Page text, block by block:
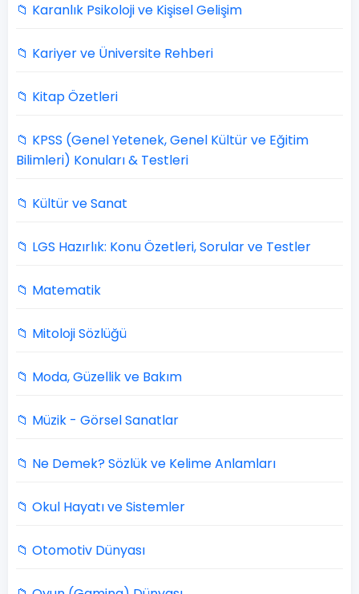
📁 Karanlık Psikoloji ve Kişisel Gelişim
📁 Kariyer ve Üniversite Rehberi
📁 Kitap Özetleri
📁 KPSS (Genel Yetenek, Genel Kültür ve Eğitim
Bilimleri) Konuları & Testleri
📁 Kültür ve Sanat
📁 LGS Hazırlık: Konu Özetleri, Sorular ve Testler
📁 Matematik
📁 Mitoloji Sözlüğü
📁 Moda, Güzellik ve Bakım
📁 Müzik - Görsel Sanatlar
📁 Ne Demek? Sözlük ve Kelime Anlamları
📁 Okul Hayatı ve Sistemler
📁 Otomotiv Dünyası